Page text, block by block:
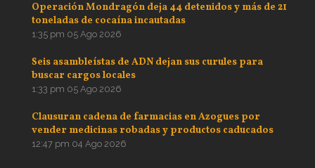
Operación Mondragón deja 44 detenidos y más de 21
toneladas de cocaína incautadas
1:35 pm 05 Ago 2026
Seis asambleístas de ADN dejan sus curules para
buscar cargos locales
1:33 pm 05 Ago 2026
Clausuran cadena de farmacias en Azogues por
vender medicinas robadas y productos caducados
12:47 pm 04 Ago 2026